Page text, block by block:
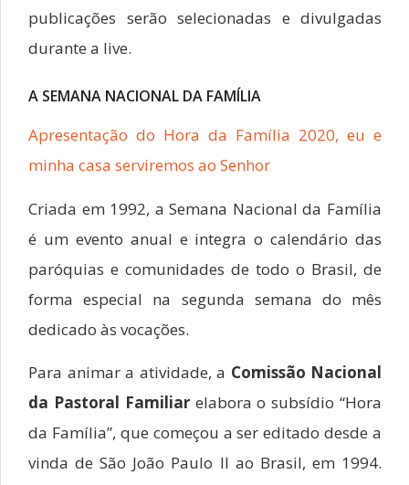
publicações serão selecionadas e divulgadas
durante a live.
A SEMANA NACIONAL DA FAMÍLIA
Apresentação do Hora da Família 2020, eu e
minha casa serviremos ao Senhor
Criada em 1992, a Semana Nacional da Família
é um evento anual e integra o calendário das
paróquias e comunidades de todo o Brasil, de
forma especial na segunda semana do mês
dedicado às vocações.
Para animar a atividade, a Comissão Nacional
da Pastoral Familiarelabora o subsídio “Hora
da Família”, que começou a ser editado desde a
vinda de São João Paulo II ao Brasil, em 1994.